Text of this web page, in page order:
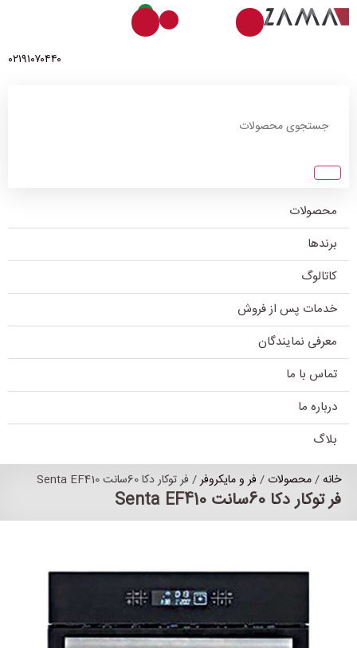
0
۰۲۱۹۱۰۷۰۴۴۰
محصولات
برندها
کاتالوگ
خدمات پس از فروش
معرفی نمایندگان
تماس با ما
درباره ما
بلاگ
فر توکار دکا 60سانت Senta EF410
خانه/محصولات / فر و مایکروفر/ فر توکار دکا 60سانت Senta EF410